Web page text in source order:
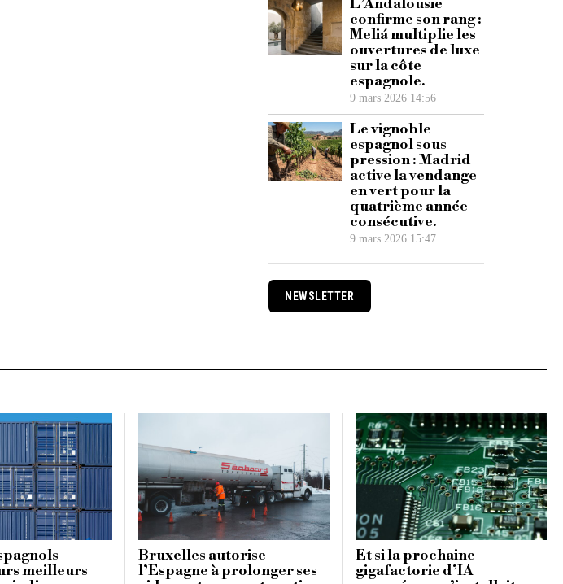
L’Andalousie
confirme son rang :
Meliá multiplie les
ouvertures de luxe
sur la côte
espagnole.
9 mars 2026 14:56
Le vignoble
espagnol sous
pression : Madrid
active la vendange
en vert pour la
quatrième année
consécutive.
9 mars 2026 15:47
NEWSLETTER
meilleurs
Bruxelles autorise
l’Espagne à prolonger ses
Et si la prochaine
gigafactorie d’IA